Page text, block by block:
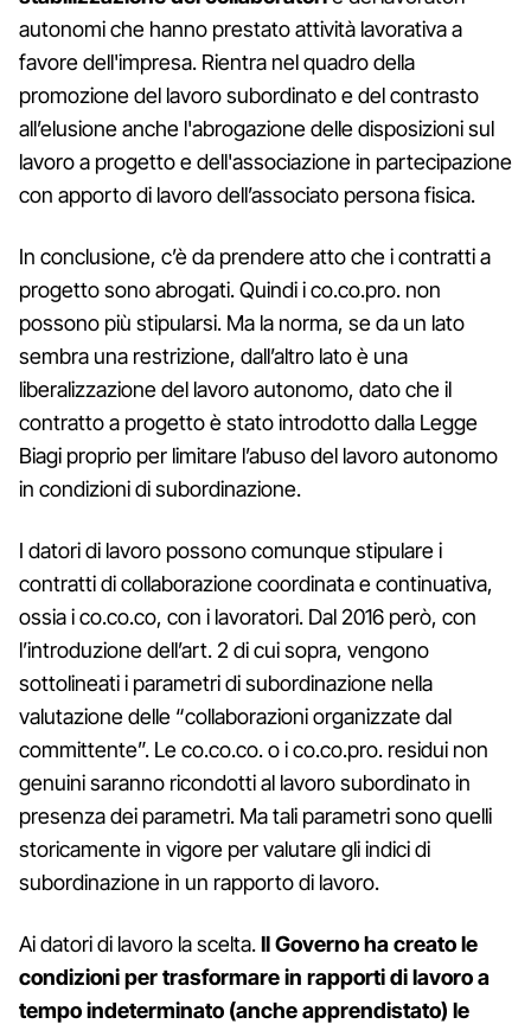
autonomi che hanno prestato attività lavorativa a
favore dell'impresa. Rientra nel quadro della
promozione del lavoro subordinato e del contrasto
all’elusione anche l'abrogazione delle disposizioni sul
lavoro a progetto e dell'associazione in partecipazione
con apporto di lavoro dell’associato persona fisica.
In conclusione, c’è da prendere atto che i contratti a
progetto sono abrogati. Quindi i co.co.pro. non
possono più stipularsi. Ma la norma, se da un lato
sembra una restrizione, dall’altro lato è una
liberalizzazione del lavoro autonomo, dato che il
contratto a progetto è stato introdotto dalla Legge
Biagi proprio per limitare l’abuso del lavoro autonomo
in condizioni di subordinazione.
I datori di lavoro possono comunque stipulare i
contratti di collaborazione coordinata e continuativa,
ossia i co.co.co, con i lavoratori. Dal 2016 però, con
l’introduzione dell’art. 2 di cui sopra, vengono
sottolineati i parametri di subordinazione nella
valutazione delle “collaborazioni organizzate dal
committente”. Le co.co.co. o i co.co.pro. residui non
genuini saranno ricondotti al lavoro subordinato in
presenza dei parametri. Ma tali parametri sono quelli
storicamente in vigore per valutare gli indici di
subordinazione in un rapporto di lavoro.
Ai datori di lavoro la scelta.Il Governo ha creato le
condizioni per trasformare in rapporti di lavoro a
tempo indeterminato (anche apprendistato) le